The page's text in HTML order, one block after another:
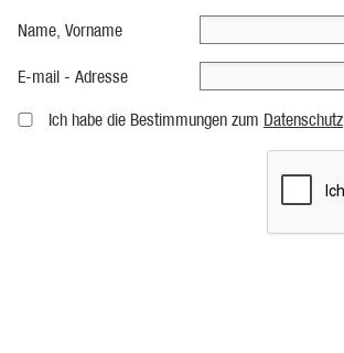
Name, Vorname
E-mail - Adresse
Ich habe die Bestimmungen zum Datenschutz